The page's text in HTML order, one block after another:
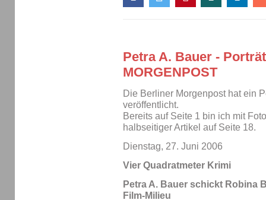
Petra A. Bauer -
MORGENPOST
Die Berliner Morgenpost hat ein
veröffentlicht.
Bereits auf Seite 1 bin ich mit
halbseitiger Artikel auf Seite 18.
Dienstag, 27. Juni 2006
Vier Quadratmeter Krimi
Petra A. Bauer schickt Robina
Film-Milieu